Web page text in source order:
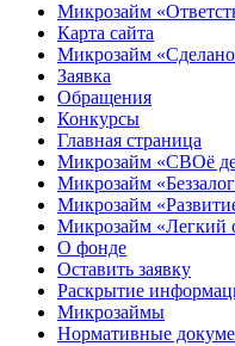
Микрозайм
Карта сайта
Микрозайм
Заявка
Обращения
Конкурсы
Главная страница
Микрозайм «СВОё
Микрозайм
Микрозайм
Микрозайм «Легкий
О фонде
Оставить заявку
Раскрытие
Микрозаймы
Нормативные